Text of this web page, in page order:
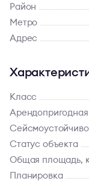
Район
Метро
Адрес
Класс
Статус объекта
Общая площадь,
Планировка